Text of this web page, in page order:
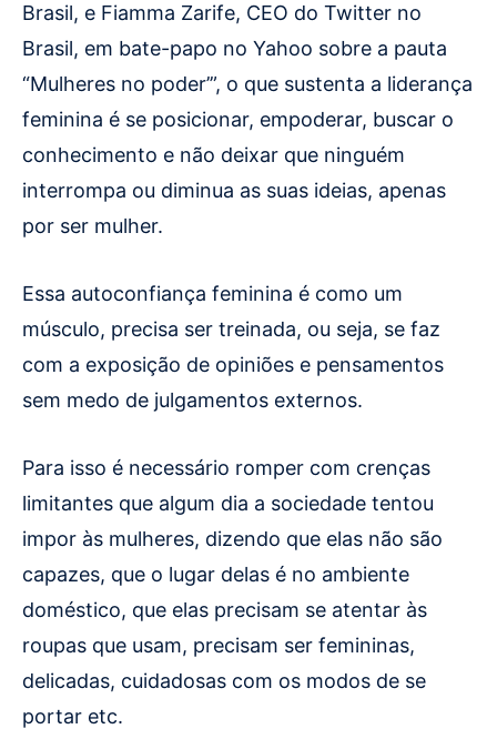
Brasil, e Fiamma Zarife, CEO do Twitter no
Brasil, em bate-papo no Yahoo sobre a pauta
“Mulheres no poder’”, o que sustenta a liderança
feminina é se posicionar, empoderar, buscar o
conhecimento e não deixar que ninguém
interrompa ou diminua as suas ideias, apenas
por ser mulher.
Essa autoconfiança feminina é como um
músculo, precisa ser treinada, ou seja, se faz
com a exposição de opiniões e pensamentos
sem medo de julgamentos externos.
Para isso é necessário romper com crenças
limitantes que algum dia a sociedade tentou
impor às mulheres, dizendo que elas não são
capazes, que o lugar delas é no ambiente
doméstico, que elas precisam se atentar às
roupas que usam, precisam ser femininas,
delicadas, cuidadosas com os modos de se
portar etc.